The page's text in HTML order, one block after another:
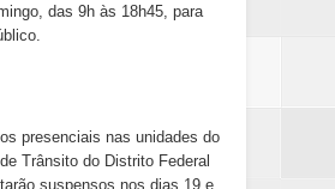
das 9h às 18h45, para
presenciais nas unidades do
Trânsito do Distrito Federal
suspensos nos dias 19 e